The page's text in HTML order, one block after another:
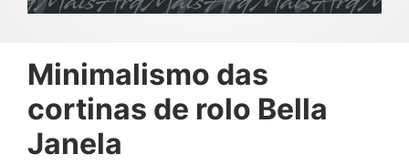
Minimalismo das
cortinas de rolo Bella
Janela